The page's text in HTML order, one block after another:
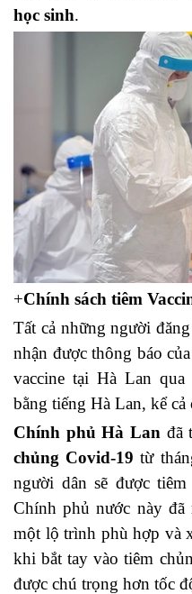
học sinh.
+Chính sách tiêm
Tất cả những người
nhận được thông báo
vaccine tại Hà Lan
bằng tiếng Hà Lan, kể cả
Chính phủ Hà Lan đã
chủng Covid-19 từ
người dân sẽ được
Chính phủ nước này
một lộ trình phù hợp và
khi bắt tay vào tiêm
được chú trọng hơn tốc